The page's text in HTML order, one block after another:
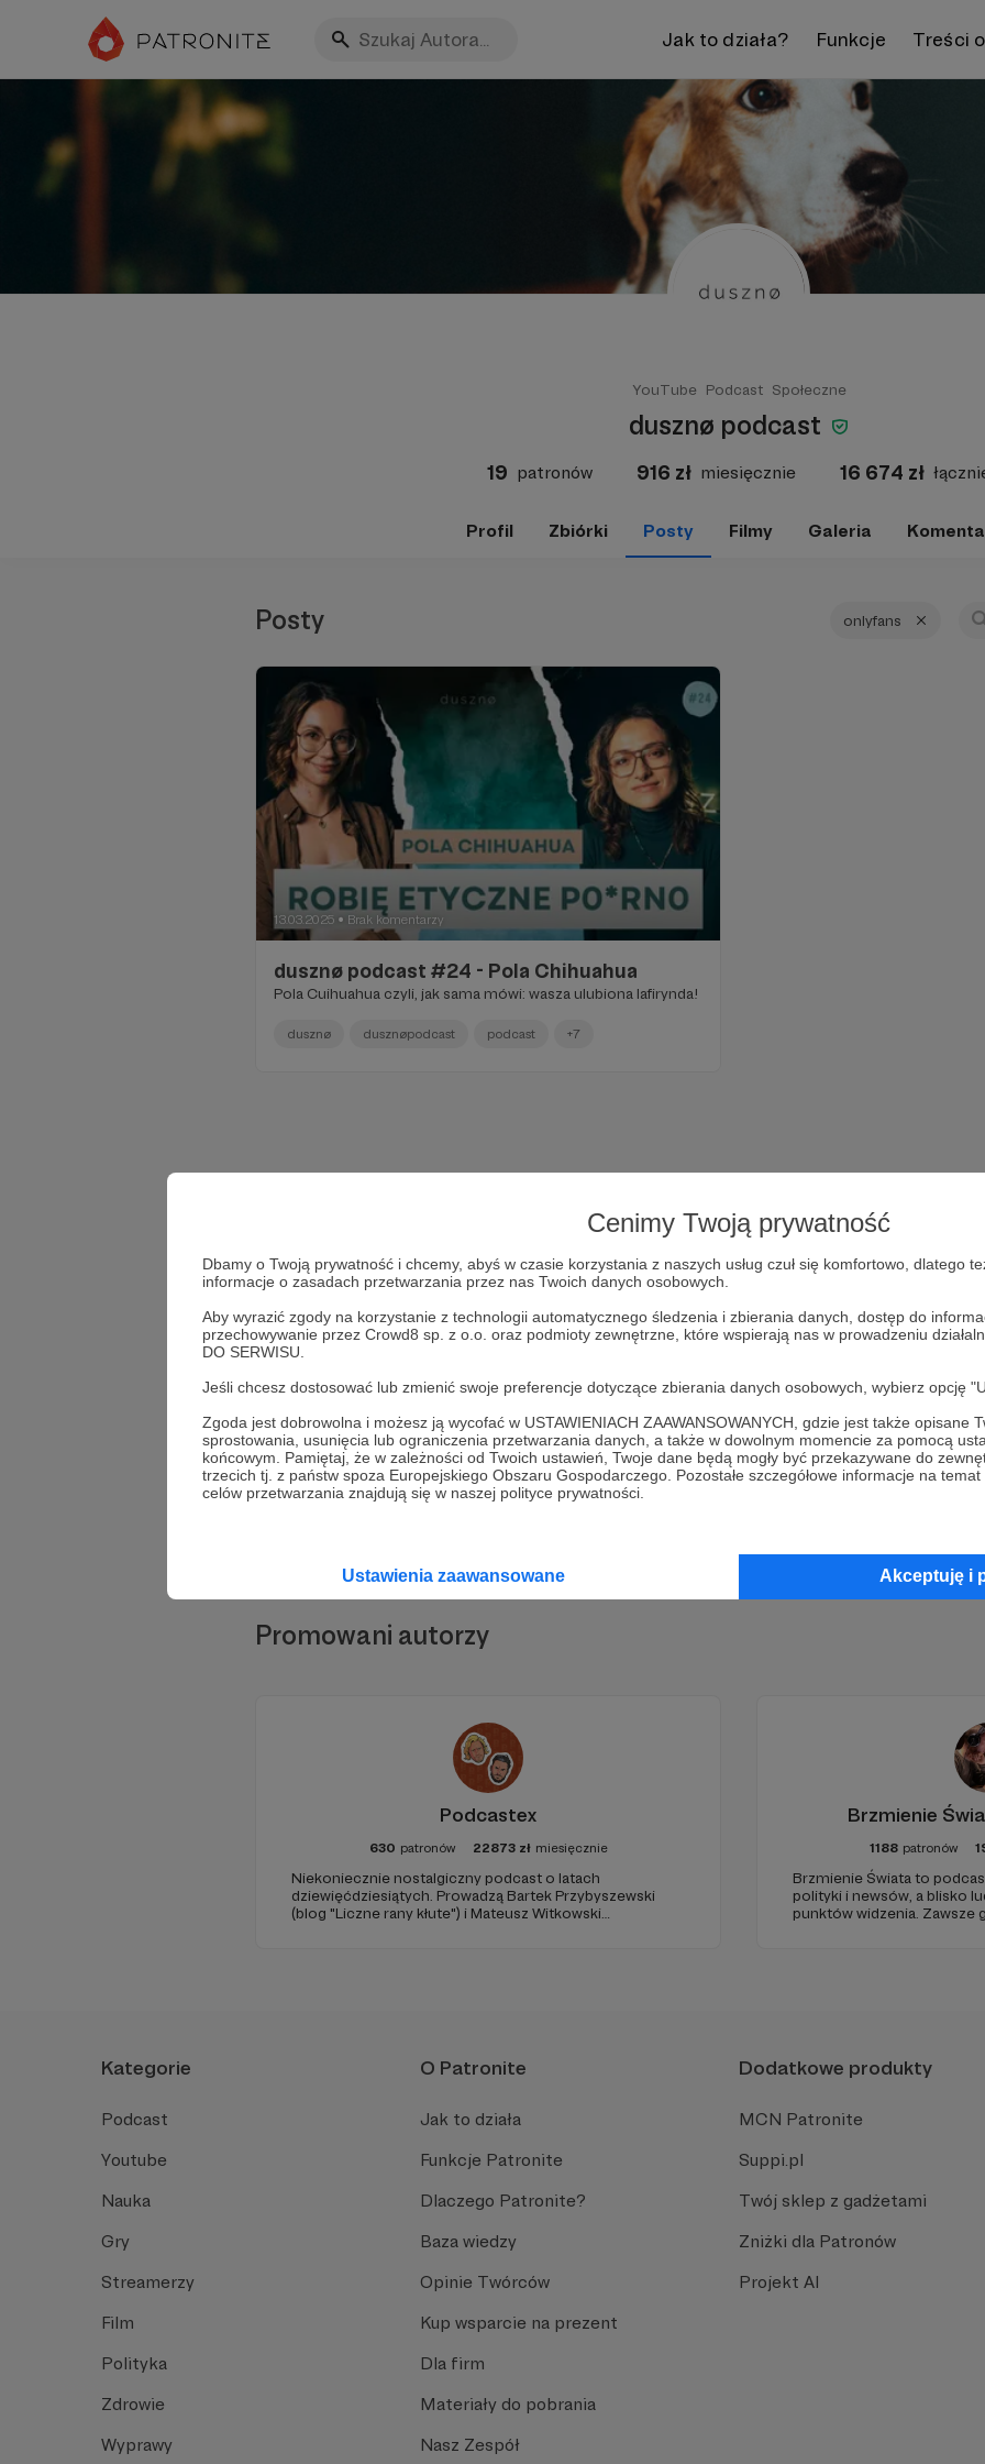
Cenimy Twoją prywatność
Dbamy o Twoją prywatność i chcemy, abyś w czasie korzystania z naszych usług czuł się komfortowo, dlatego
informacje o zasadach przetwarzania przez nas Twoich danych osobowych.
Aby wyrazić zgody na korzystanie z technologii automatycznego śledzenia i zbierania danych, dostęp do
przechowywanie przez Crowd8 sp. z o.o. oraz podmioty zewnętrzne, które wspierają nas w prowadzeniu
DO SERWISU.
Jeśli chcesz dostosować lub zmienić swoje preferencje dotyczące zbierania danych osobowych, wybierz opcję
Zgoda jest dobrowolna i możesz ją wycofać w USTAWIENIACH ZAAWANSOWANYCH, gdzie jest także opisane
sprostowania, usunięcia lub ograniczenia przetwarzania danych, a także w dowolnym momencie za pomocą
końcowym. Pamiętaj, że w zależności od Twoich ustawień, Twoje dane będą mogły być przekazywane do
trzecich tj. z państw spoza Europejskiego Obszaru Gospodarczego. Pozostałe szczegółowe informacje na
celów przetwarzania znajdują się w naszej polityce prywatności.
Ustawienia zaawansowane Akceptuję i
Jak to działa? Funkcje Treści
YouTube Podcast Społeczne
dusznø podcast
19 patronów 916 zł miesięcznie 16 674 zł
Profil Zbiórki Posty Filmy Galeria
Posty onlyfans
13.03.2025 ● Brak komentarzy
dusznø podcast #24 - Pola Chihuahua
Pola Cuihuahua czyli, jak sama mówi: wasza ulubiona lafirynda!
dusznø dusznøpodcast podcast +7
Wesprzyj działalność Autoradusznø podcastjuż teraz!
Zostań Patronem
Promowani autorzy
Podcastex
630 patronów 22873 zł miesięcznie
Niekoniecznie nostalgiczny podcast o latach
dziewięćdziesiątych. Prowadzą Bartek Przybyszewski
(blog "Liczne rany kłute") i Mateusz Witkowski
Brzmienie
1188 patronów
Brzmienie Świata to
polityki i newsów, a blisko
punktów widzenia. Zawsze
Kategorie
Podcast
Youtube
Nauka
Gry
Streamerzy
Film
Polityka
Zdrowie
Wyprawy
O Patronite
Jak to działa
Funkcje Patronite
Dlaczego Patronite?
Baza wiedzy
Opinie Twórców
Kup wsparcie na prezent
Dla firm
Materiały do pobrania
Nasz Zespół
Dodatkowe produkty
MCN Patronite
Suppi.pl
Twój sklep z gadżetami
Zniżki dla Patronów
Projekt AI